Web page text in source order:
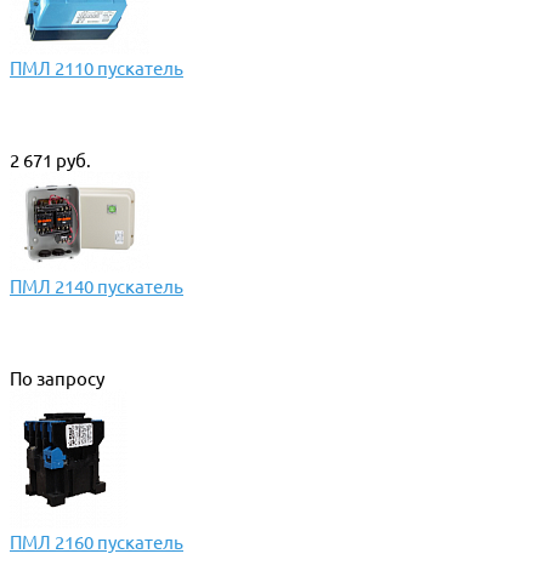
ПМЛ 2110 пускатель
2 671 руб.
ПМЛ 2140 пускатель
По запросу
ПМЛ 2160 пускатель